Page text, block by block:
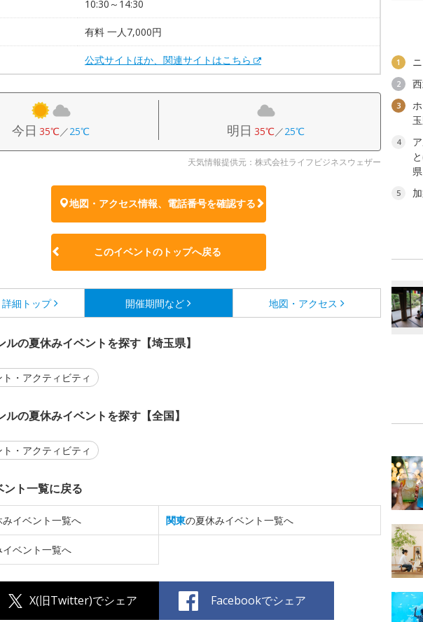
10:30～14:30
有料 一人7,000円
公式サイトほか、関連サイトはこちら
今日 35℃／25℃ 明日 35℃／25℃
天気情報提供元：株式会社ライフビジネスウェザー
地図・アクセス情報、電話番号を確認する
このイベントのトップへ戻る
細 トップ 開催期間など 地図・アクセス
ルの夏休みイベントを探す【埼玉県】
・アクティビティ
ルの夏休みイベントを探す【全国】
・アクティビティ
ント一覧に戻る
みイベント一覧へ 関東の夏休みイベント一覧へ
ベント一覧へ
X(旧Twitter)でシェア Facebookでシェア
1
2
3
4
県
5